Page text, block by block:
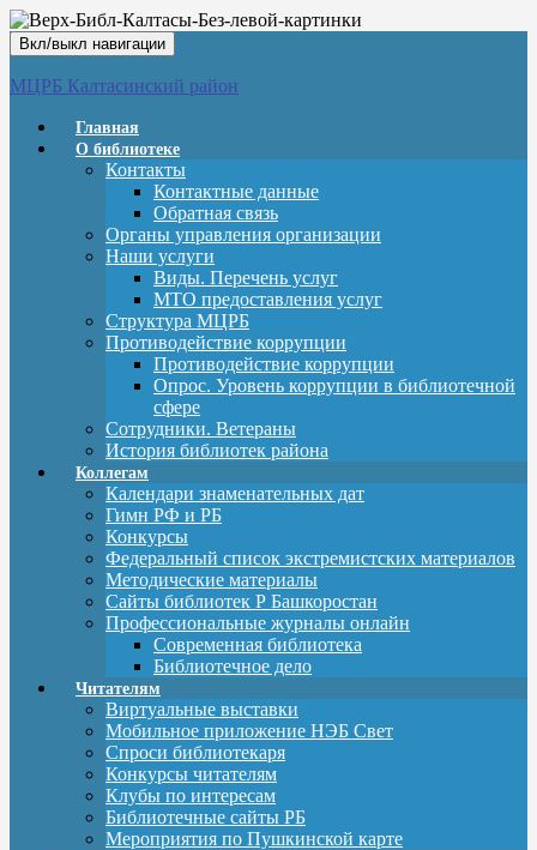
Вкл/выкл навигации
МЦРБ Калтасинский район
Главная
О библиотеке
Контакты
Контактные данные
Обратная связь
Органы управления организации
Наши услуги
Виды. Перечень услуг
МТО предоставления услуг
Структура МЦРБ
Противодействие коррупции
Противодействие коррупции
Опрос. Уровень коррупции в библиотечной
сфере
Сотрудники. Ветераны
История библиотек района
Коллегам
Календари знаменательных дат
Гимн РФ и РБ
Конкурсы
Федеральный список экстремистских материалов
Методические материалы
Сайты библиотек Р Башкоростан
Профессиональные журналы онлайн
Современная библиотека
Библиотечное дело
Читателям
Виртуальные выставки
Мобильное приложение НЭБ Свет
Спроси библиотекаря
Конкурсы читателям
Клубы по интересам
Библиотечные сайты РБ
Мероприятия по Пушкинской карте